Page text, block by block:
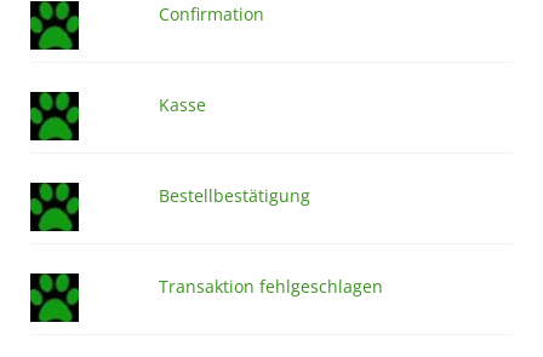
Confirmation
Kasse
Bestellbestätigung
Transaktion fehlgeschlagen